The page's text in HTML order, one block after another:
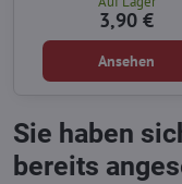
3,90 €
Ansehen
Sie haben
bereits